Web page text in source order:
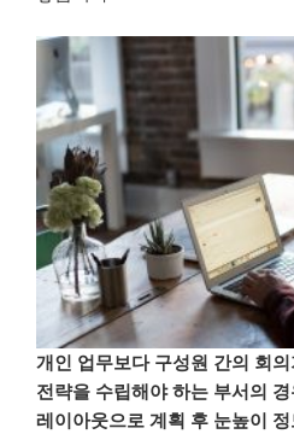
개인 업무보다 구성원 간의 회
전략을 수립해야 하는 부서의 경
레이아웃으로 계획 후 눈높이